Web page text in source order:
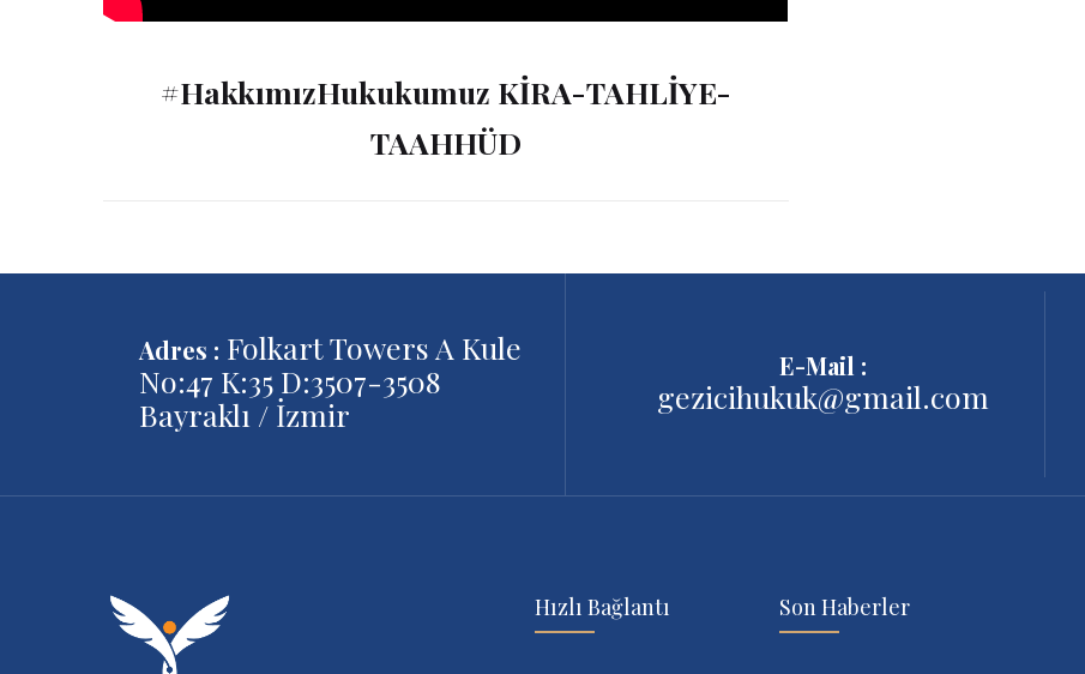
#HakkımızHukukumuz KİRA-TAHLİYE-
TAAHHÜD
Adres : Folkart Towers A Kule
No:47 K:35 D:3507-3508
Bayraklı / İzmir
E-Mail :
gezicihukuk@gmail.com
Hızlı Bağlantı Son Haberler